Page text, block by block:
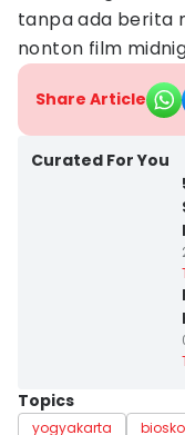
tanpa ada berita
nonton film
Share Article
Curated For You
Topics
yogyakarta